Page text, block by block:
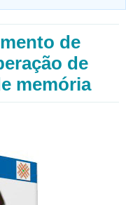
de
de
memória